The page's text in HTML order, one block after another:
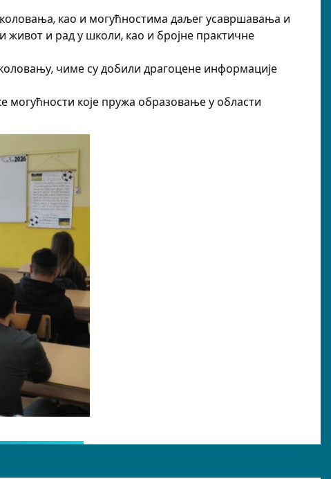
као и могућностима даљег усавршавања и
и рад у школи, као и бројне практичне
чиме су добили драгоцене информације
које пружа образовање у области